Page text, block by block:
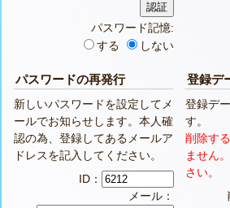
パスワード記憶:
する
しない
パスワードの再発行
新しいパスワードを設定してメ
ールでお知らせします。本人確
認の為、登録してあるメールア
ドレスを記入してください。
ID：
メール：
登録デ
登録デ
す。
削除す
ません
さい。